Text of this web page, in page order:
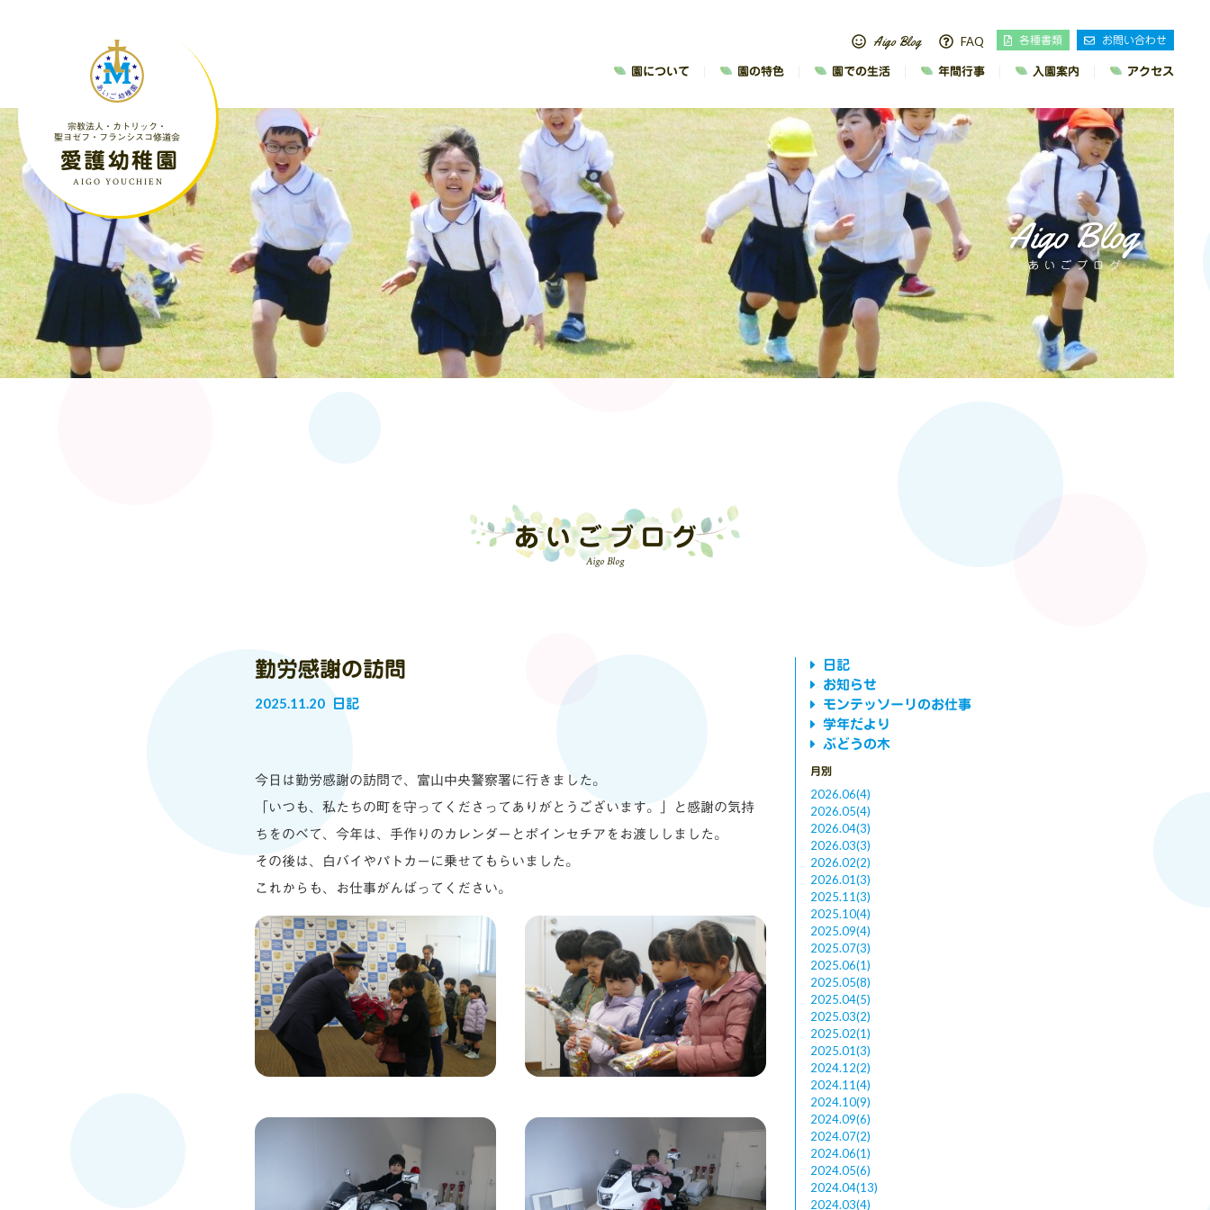
宗教法人・カトリック・
聖ヨゼフ・フランシスコ修道会
愛護幼稚園
AIGO YOUCHIEN
Aigo Blog FAQ 各種書類 お問い合わせ
園について 園の特色 園での生活 年間行事 入園案内 アクセス
Aigo Blog
あいごブログ
あいごブログ
Aigo Blog
勤労感謝の訪問
2025.11.20 日記
今日は勤労感謝の訪問で、富山中央警察署に行きました。
「いつも、私たちの町を守ってくださってありがとうございます。」と感謝の気持
ちをのべて、今年は、手作りのカレンダーとポインセチアをお渡ししました。
その後は、白バイやパトカーに乗せてもらいました。
これからも、お仕事がんばってください。
日記
お知らせ
モンテッソーリのお仕事
学年だより
ぶどうの木
月別
2026.06(4)
2026.05(4)
2026.04(3)
2026.03(3)
2026.02(2)
2026.01(3)
2025.11(3)
2025.10(4)
2025.09(4)
2025.07(3)
2025.06(1)
2025.05(8)
2025.04(5)
2025.03(2)
2025.02(1)
2025.01(3)
2024.12(2)
2024.11(4)
2024.10(9)
2024.09(6)
2024.07(2)
2024.06(1)
2024.05(6)
2024.04(13)
2024.03(4)